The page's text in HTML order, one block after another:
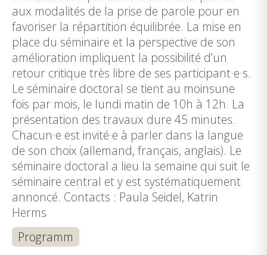
aux modalités de la prise de parole pour en
favoriser la répartition équilibrée. La mise en
place du séminaire et la perspective de son
amélioration impliquent la possibilité d’un
retour critique très libre de ses participant·e·s.
Le séminaire doctoral se tient au moinsune
fois par mois, le lundi matin de 10h à 12h. La
présentation des travaux dure 45 minutes.
Chacun·e est invité·e à parler dans la langue
de son choix (allemand, français, anglais). Le
séminaire doctoral a lieu la semaine qui suit le
séminaire central et y est systématiquement
annoncé. Contacts : Paula Seidel, Katrin
Herms
Programm